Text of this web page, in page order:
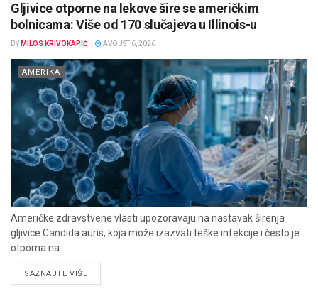
Gljivice otporne na lekove šire se američkim
bolnicama: Više od 170 slučajeva u Illinois-u
BY MILOS KRIVOKAPIĆ AVGUST 6, 2026
AMERIKA
Američke zdravstvene vlasti upozoravaju na nastavak širenja
gljivice Candida auris, koja može izazvati teške infekcije i često je
otporna na...
SAZNAJTE VIŠEDETAILS